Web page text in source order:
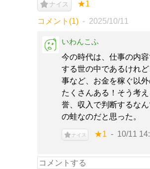
ナイス ★1
コメント(1) 2025/10/11
いわんこふ
今の時代は、仕事の内
する世の中であるけれ
事など、お金を稼ぐ以
たくさんある！そう考
誉、収入で判断するな
の蛙なのだと思った。
ナイス ★1 10/11